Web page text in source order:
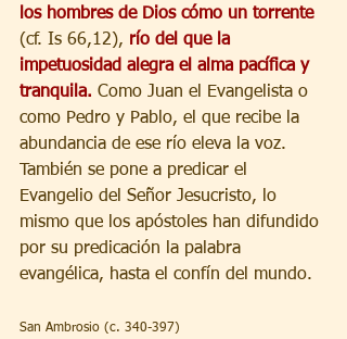
los hombres de Dios cómo un torrente
(cf. Is 66,12), río del que la
impetuosidad alegra el alma pacífica y
tranquila. Como Juan el Evangelista o
como Pedro y Pablo, el que recibe la
abundancia de ese río eleva la voz.
También se pone a predicar el
Evangelio del Señor Jesucristo, lo
mismo que los apóstoles han difundido
por su predicación la palabra
evangélica, hasta el confín del mundo.
San Ambrosio (c. 340-397)